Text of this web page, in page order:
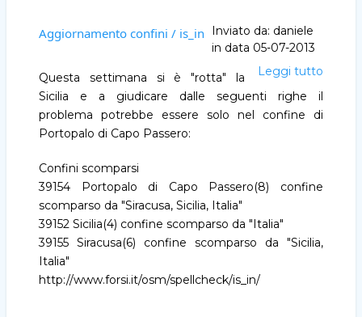
Aggiornamento confini / is_in Inviato da: daniele
in data 05-07-2013
Leggi tutto
Questa settimana si è "rotta" la
Sicilia e a giudicare dalle seguenti righe il
problema potrebbe essere solo nel confine di
Portopalo di Capo Passero:
Confini scomparsi
39154 Portopalo di Capo Passero(8) confine
scomparso da "Siracusa, Sicilia, Italia"
39152 Sicilia(4) confine scomparso da "Italia"
39155 Siracusa(6) confine scomparso da "Sicilia,
Italia"
http://www.forsi.it/osm/spellcheck/is_in/